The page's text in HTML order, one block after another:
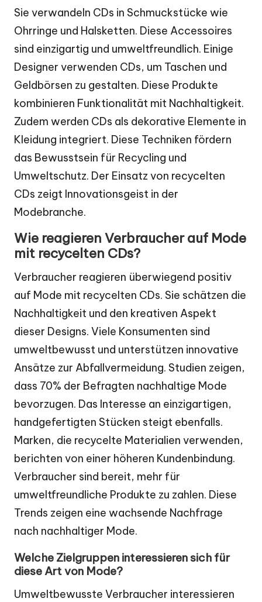
Sie verwandeln CDs in Schmuckstücke wie
Ohrringe und Halsketten. Diese Accessoires
sind einzigartig und umweltfreundlich. Einige
Designer verwenden CDs, um Taschen und
Geldbörsen zu gestalten. Diese Produkte
kombinieren Funktionalität mit Nachhaltigkeit.
Zudem werden CDs als dekorative Elemente in
Kleidung integriert. Diese Techniken fördern
das Bewusstsein für Recycling und
Umweltschutz. Der Einsatz von recycelten
CDs zeigt Innovationsgeist in der
Modebranche.
Wie reagieren Verbraucher auf Mode
mit recycelten CDs?
Verbraucher reagieren überwiegend positiv
auf Mode mit recycelten CDs. Sie schätzen die
Nachhaltigkeit und den kreativen Aspekt
dieser Designs. Viele Konsumenten sind
umweltbewusst und unterstützen innovative
Ansätze zur Abfallvermeidung. Studien zeigen,
dass 70% der Befragten nachhaltige Mode
bevorzugen. Das Interesse an einzigartigen,
handgefertigten Stücken steigt ebenfalls.
Marken, die recycelte Materialien verwenden,
berichten von einer höheren Kundenbindung.
Verbraucher sind bereit, mehr für
umweltfreundliche Produkte zu zahlen. Diese
Trends zeigen eine wachsende Nachfrage
nach nachhaltiger Mode.
Welche Zielgruppen interessieren sich für
diese Art von Mode?
Umweltbewusste Verbraucher interessieren